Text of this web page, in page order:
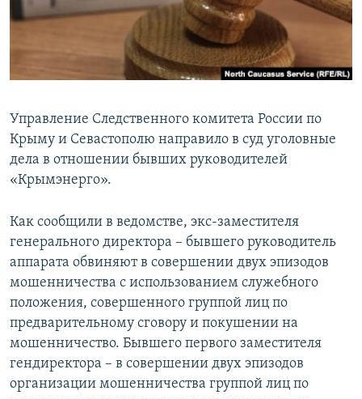
ПОБЕДИТЕЛЕЙ НЕ СУДЯТ?
КРЫМ.НЕПОКОРЕННЫЙ
ПРИСОЕДИНЯЙТЕСЬ!
Все сайты RFE/RL
Управление Следственного комитета России по
Крыму и Севастополю направило в суд уголовные
дела в отношении бывших руководителей
«Крымэнерго».
Как сообщили в ведомстве, экс-заместителя
генерального директора – бывшего руководитель
аппарата обвиняют в совершении двух эпизодов
мошенничества с использованием служебного
положения, совершенного группой лиц по
предварительному сговору и покушении на
мошенничество. Бывшего первого заместителя
гендиректора – в совершении двух эпизодов
организации мошенничества группой лиц по